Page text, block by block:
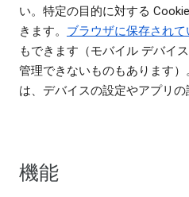
い。特定の目的に対する
きます。 ブラウザに保存され
もできます（モバイル デバイ
管理できないものもあります
は、デバイスの設定やアプリの
機能